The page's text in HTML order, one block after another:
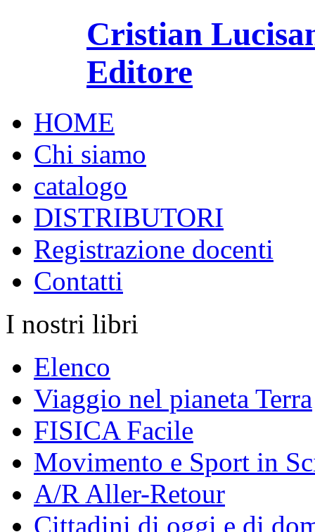
Cristian
Editore
HOME
Chi siamo
catalogo
DISTRIBUTORI
Registrazione docenti
Contatti
I nostri libri
Elenco
Viaggio nel pianeta Terra
FISICA Facile
Movimento e Sport in
A/R Aller-Retour
Cittadini di oggi e di